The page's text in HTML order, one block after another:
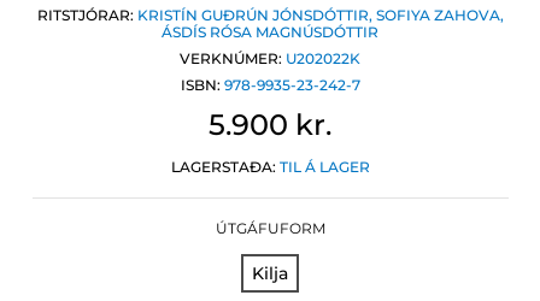
RITSTJÓRAR: KRISTÍN GUÐRÚN JÓNSDÓTTIR, SOFIYA ZAHOVA,
ÁSDÍS RÓSA MAGNÚSDÓTTIR
VERKNÚMER: U202022K
ISBN: 978-9935-23-242-7
5.900 kr.
LAGERSTAÐA: TIL Á LAGER
ÚTGÁFUFORM
Kilja